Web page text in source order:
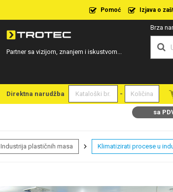
Pomoć Izjava o
Partner sa vizijom, znanjem i iskustvom...
Brza
Direktna narudžba -
sa
Industrija plastičnih masa Klimatizirati procese u